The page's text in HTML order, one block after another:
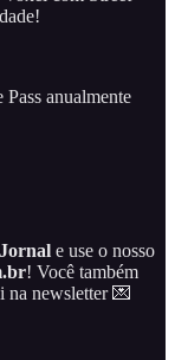
anualmente
e use o nosso
! Você também
na newsletter 💌